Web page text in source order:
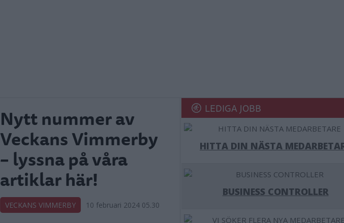
Nytt nummer av
Veckans Vimmerby
– lyssna på våra
artiklar här!
VECKANS VIMMERBY 10 februari 2024 05.30
LEDIGA JOBB
HITTA DIN NÄSTA
BUSINESS CONTROLLER